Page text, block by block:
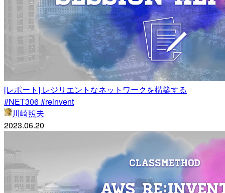
[レポート] レジリエントなネットワークを構築する
#NET306 #reinvent
川崎照夫
2023.06.20